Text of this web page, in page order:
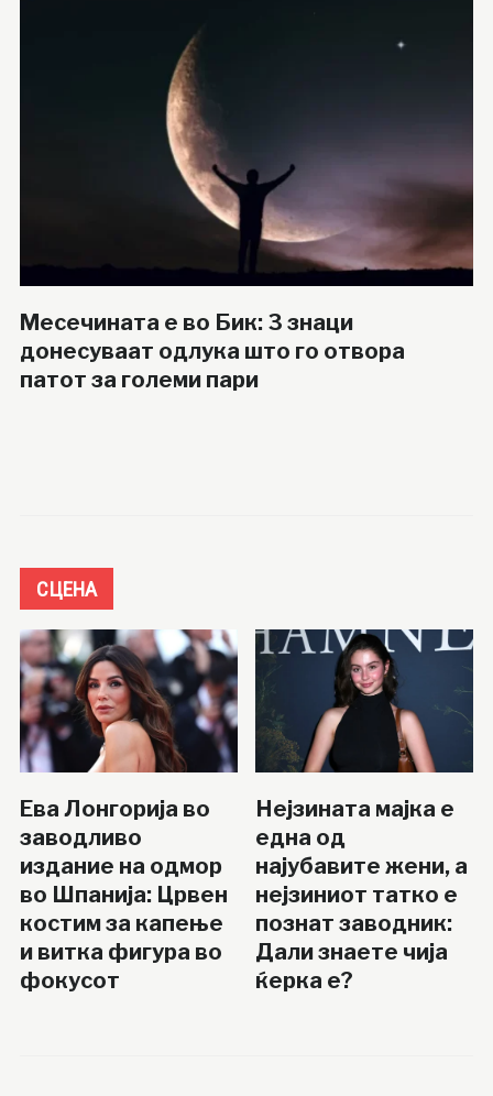
Месечината е во Бик: 3 знаци
донесуваат одлука што го отвора
патот за големи пари
СЦЕНА
Ева Лонгорија во
заводливо
издание на одмор
во Шпанија: Црвен
костим за капење
и витка фигура во
фокусот
Нејзината мајка е
една од
најубавите жени, а
нејзиниот татко е
познат заводник:
Дали знаете чија
ќерка е?